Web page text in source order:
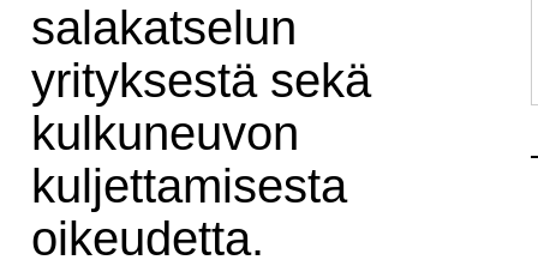
salakatselun
yrityksestä sekä
kulkuneuvon
kuljettamisesta
oikeudetta.